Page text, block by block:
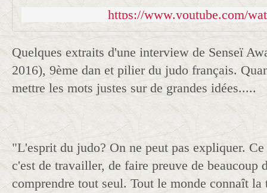
https://www.youtube.com/
Quelques extraits d'une interview de Senseï
2016), 9ème dan et pilier du judo français.
mettre les mots justes sur de grandes idées.....
"L'esprit du judo? On ne peut pas expliquer.
c'est de travailler, de faire preuve de beaucoup
comprendre tout seul. Tout le monde connaît